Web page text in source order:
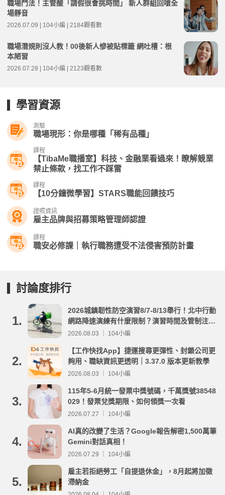
職場鬥法！主管酸「請假很會挑時間」 新人群組回嗆全
場靜音
2026.07.09 | 104小編 | 2184觀看數
職場潛規則沒人教！00後新人慘被貼標籤 網吐槽：根
本陋習
2026.07.28 | 104小編 | 2123觀看數
學習資源
測驗
職場現形：你是哪種「稀有品種」
課程
【TibaMe職播室】科技、金融業看過來！瞭解競業
禁止條款，找工作不踩雷
課程
【10分鐘微學習】STARS職能回饋技巧
證照資訊
雇主品牌與招募策略管理師認證
課程
職安必修課｜執行職務遭受不法侵害預防計畫
討論度排行
1.
2026城鎮韌性防空演習8/7-8/13舉行！北中行動
網路降速演練有什麼限制？演習時間及管制注意
事項整理
2026.08.03 ｜ 104小編
2.
【工作快找App】捷運搜尋更彈性、封鎖公司更
夠用、職缺資訊更透明｜3.37.0 版本更新教學
2026.08.03 ｜ 104小編
3.
115年5-6月統一發票中獎號碼，千萬獎號38548
029！發票兌獎期限、如何領獎一次看
2026.07.27 ｜ 104小編
4.
AI真的改變了生活？Google報告解密1,500萬筆
Gemini對話真相！
2026.07.29 ｜ 104小編
5.
雇主若拒絕勞工「自提退休金」，8月起將加徵
滯納金